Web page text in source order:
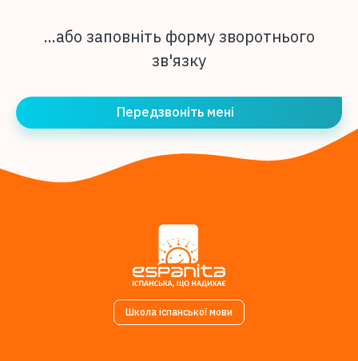
...або заповніть форму зворотнього
зв'язку
Передзвоніть мені
Школа іспанської мови